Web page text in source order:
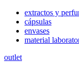
extractos y
cápsulas
envases
material
outlet